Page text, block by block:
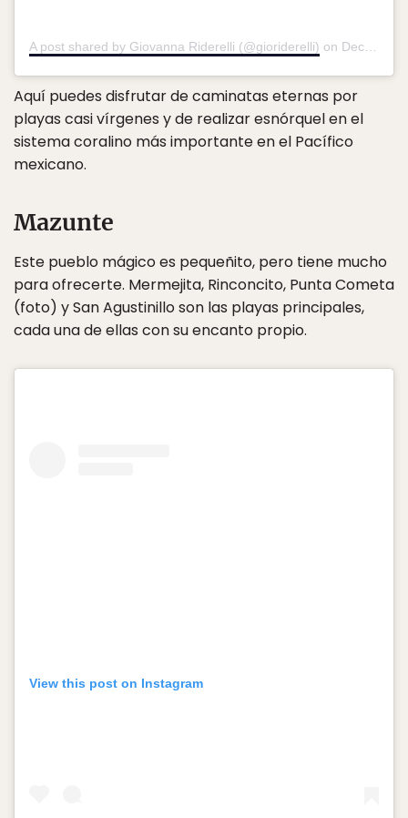
A post shared by Giovanna Riderelli (@gioriderelli) on Dec 11, 2016 at 7:15am PST
Aquí puedes disfrutar de caminatas eternas por
playas casi vírgenes y de realizar esnórquel en el
sistema coralino más importante en el Pacífico
mexicano.
Mazunte
Este pueblo mágico es pequeñito, pero tiene mucho
para ofrecerte. Mermejita, Rinconcito, Punta Cometa
(foto) y San Agustinillo son las playas principales,
cada una de ellas con su encanto propio.
View this post on Instagram